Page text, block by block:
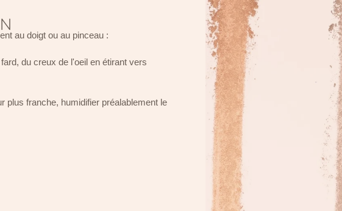
au doigt ou au pinceau :
du creux de l'oeil en étirant vers
plus franche, humidifier préalablement le